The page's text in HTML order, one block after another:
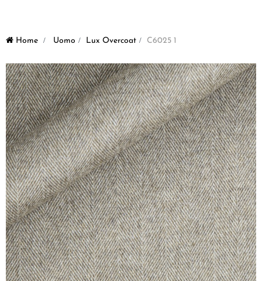
Home > Uomo > Lux Overcoat > C6025 1